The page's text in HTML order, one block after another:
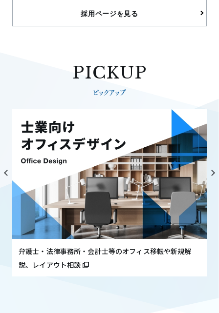
採用ページを見る
PICKUP
ピックアップ
弁護士・法律事務所・会計士等のオフィス移転や新規解
説、レイアウト相談